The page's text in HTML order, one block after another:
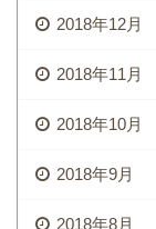
2018年12月
2018年11月
2018年10月
2018年9月
2018年8月